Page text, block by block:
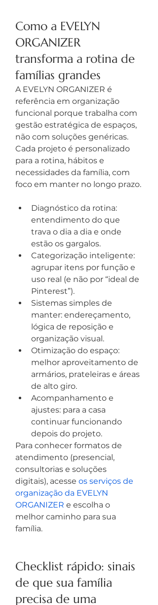
Como a EVELYN
ORGANIZER
transforma a rotina de
famílias grandes
A EVELYN ORGANIZER é
referência em organização
funcional porque trabalha com
gestão estratégica de espaços,
não com soluções genéricas.
Cada projeto é personalizado
para a rotina, hábitos e
necessidades da família, com
foco em manter no longo prazo.
Diagnóstico da rotina:
entendimento do que
trava o dia a dia e onde
estão os gargalos.
Categorização inteligente:
agrupar itens por função e
uso real (e não por “ideal de
Pinterest”).
Sistemas simples de
manter: endereçamento,
lógica de reposição e
organização visual.
Otimização do espaço:
melhor aproveitamento de
armários, prateleiras e áreas
de alto giro.
Acompanhamento e
ajustes: para a casa
continuar funcionando
depois do projeto.
Para conhecer formatos de
atendimento (presencial,
consultorias e soluções
digitais), acesse os serviços de
organização da EVELYN
ORGANIZER e escolha o
melhor caminho para sua
família.
Checklist rápido: sinais
de que sua família
precisa de uma